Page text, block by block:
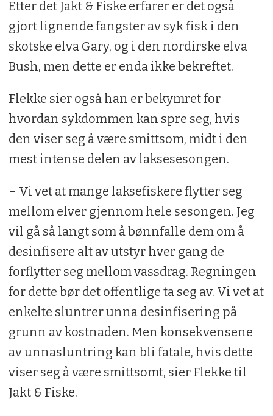
Etter det Jakt & Fiske erfarer er det også
gjort lignende fangster av syk fisk i den
skotske elva Gary, og i den nordirske elva
Bush, men dette er enda ikke bekreftet.
Flekke sier også han er bekymret for
hvordan sykdommen kan spre seg, hvis
den viser seg å være smittsom, midt i den
mest intense delen av laksesesongen.
– Vi vet at mange laksefiskere flytter seg
mellom elver gjennom hele sesongen. Jeg
vil gå så langt som å bønnfalle dem om å
desinfisere alt av utstyr hver gang de
forflytter seg mellom vassdrag. Regningen
for dette bør det offentlige ta seg av. Vi vet at
enkelte sluntrer unna desinfisering på
grunn av kostnaden. Men konsekvensene
av unnasluntring kan bli fatale, hvis dette
viser seg å være smittsomt, sier Flekke til
Jakt & Fiske.